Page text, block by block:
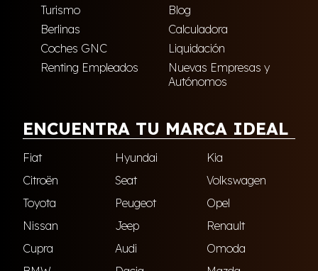
Turismo
Blog
Berlinas
Calculadora
Coches GNC
Liquidación
Renting Empleados
Nuevas Empresas y
Autónomos
ENCUENTRA TU MARCA IDEAL
Fiat Hyundai
Kia
Citroën
Seat
Volkswagen
Toyota
Peugeot
Opel
Nissan
Jeep
Renault
Cupra
Audi
Omoda